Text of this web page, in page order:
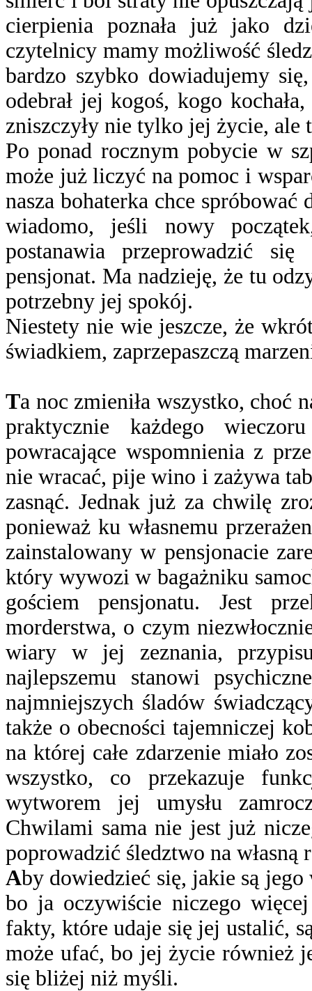
cierpienia poznała już jako
czytelnicy mamy możliwość
bardzo szybko dowiadujemy
odebrał jej kogoś, kogo
zniszczyły nie tylko jej życie, ale
Po ponad rocznym pobycie w
może już liczyć na pomoc i
nasza bohaterka chce spróbować
wiadomo, jeśli nowy
postanawia przeprowadzić
pensjonat. Ma nadzieję, że tu
potrzebny jej spokój.
Niestety nie wie jeszcze, że
świadkiem, zaprzepaszczą
Ta noc zmieniła wszystko, choć
praktycznie każdego
powracające wspomnienia z
nie wracać, pije wino i zażywa
zasnąć. Jednak już za chwilę
ponieważ ku własnemu
zainstalowany w pensjonacie
który wywozi w bagażniku
gościem pensjonatu. Jest
morderstwa, o czym
wiary w jej zeznania,
najlepszemu stanowi
najmniejszych śladów
także o obecności tajemniczej
na której całe zdarzenie miało
wszystko, co przekazuje
wytworem jej umysłu
Chwilami sama nie jest już
poprowadzić śledztwo na własną
Aby dowiedzieć się, jakie są
bo ja oczywiście niczego
fakty, które udaje się jej ustalić,
może ufać, bo jej życie również
się bliżej niż myśli.